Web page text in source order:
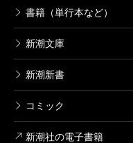
書籍（単行本など）
新潮文庫
新潮新書
コミック
新潮社の電子書籍